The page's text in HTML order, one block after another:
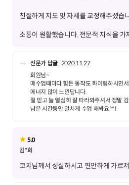
소통이 원활했습니다. 전문적 지식을 가
전문가 답글 2020.11.27
회원님~
매수업때마다 힘든 동작도 화이팅하시면
에너지 많이 느낀답니다.
절 믿고 늘 열심히 잘 따라와주셔서 정말
남은 시간동안 알차게 수업 해봐요^^!
5.0
김*희
코치님께서 성실하시고 편안하게 가르